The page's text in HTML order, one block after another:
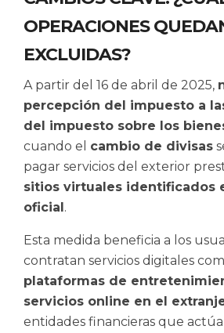
OPERACIONES
EXCLUIDAS?
A partir del 16 de abril de 2025,
percepción del impuesto a
del impuesto sobre los
cuando el cambio de divisas
pagar servicios del exterior
sitios virtuales identificados
oficial.
Esta medida beneficia a los
contratan servicios digitales
plataformas de
servicios online en el
entidades financieras que